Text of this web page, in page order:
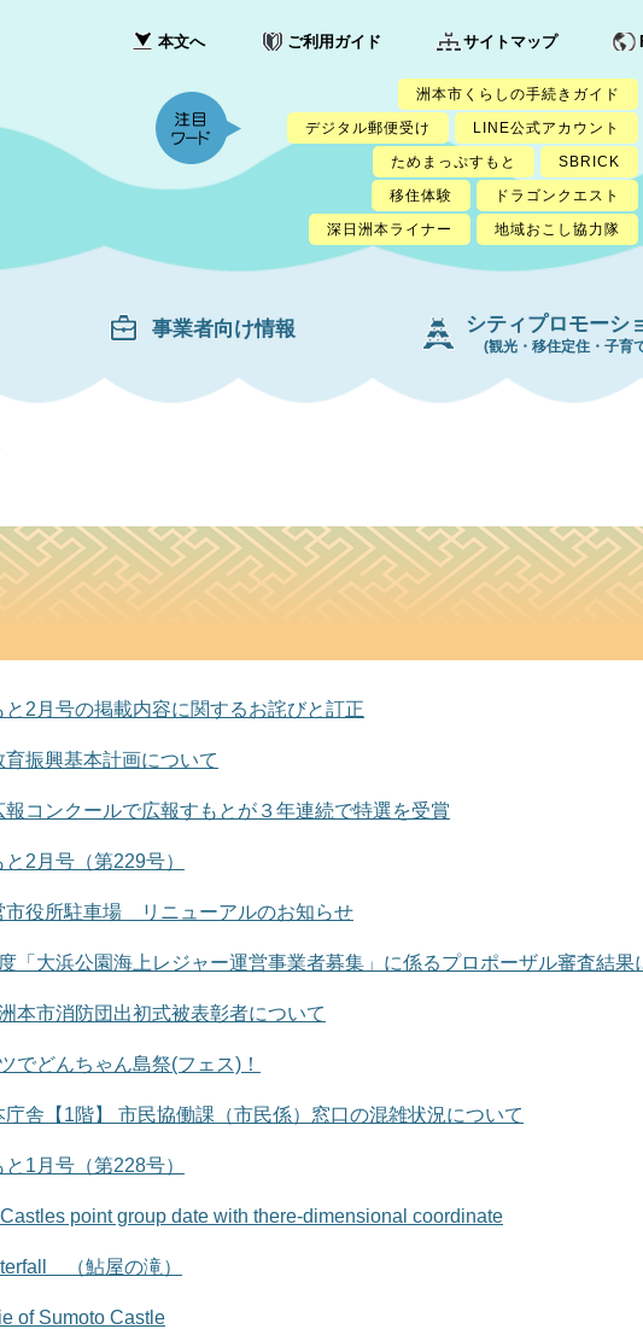
本文へ ご利用ガイド サイトマップ
洲本市くらしの手続きガイド
デジタル郵便受け
LINE公式アカウント
ためまっぷすもと
SBRICK
移住体験
ドラゴンクエスト
深日洲本ライナー
地域おこし協力隊
事業者向け情報 シティプロモーシ
(観光・移住定住・子育
と2月号の掲載内容に関するお詫びと訂正
育振興基本計画について
報コンクールで広報すもとが３年連続で特選を受賞
と2月号（第229号）
市役所駐車場 リニューアルのお知らせ
「大浜公園海上レジャー運営事業者募集」に係るプロポーザル審査結果
本市消防団出初式被表彰者について
でどんちゃん島祭(フェス)！
庁舎【1階】 市民協働課（市民係）窓口の混雑状況について
と1月号（第228号）
point group date with there-dimensional coordinate
（鮎屋の滝）
of Sumoto Castle